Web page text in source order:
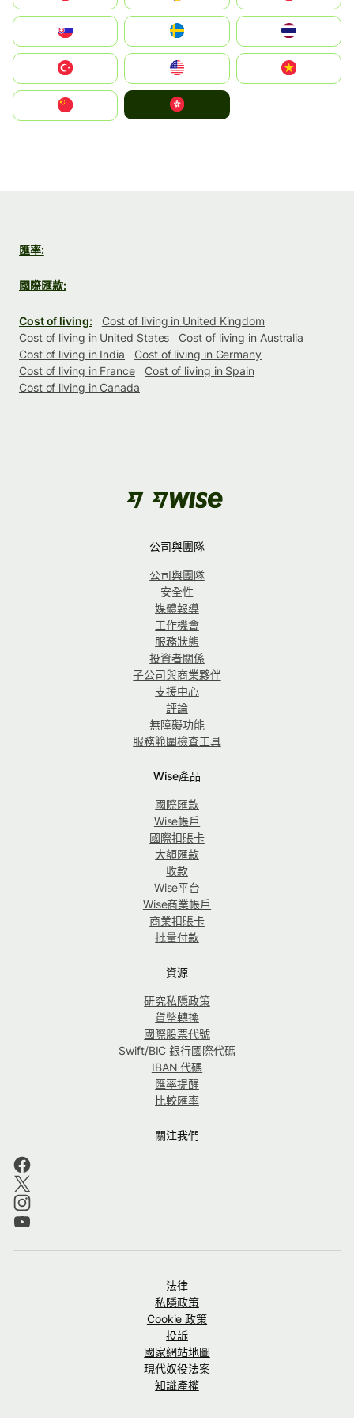
United States
中國香港特別行政區
匯率:
國際匯款:
Cost of living:
Cost of living in United Kingdom
Cost of living in United States
Cost of living in Australia
Cost of living in India
Cost of living in Germany
Cost of living in France
Cost of living in Spain
Cost of living in Canada
公司與團隊
公司與團隊
安全性
媒體報導
工作機會
服務狀態
投資者關係
子公司與商業夥伴
支援中心
評論
無障礙功能
服務範圍檢查工具
Wise產品
國際匯款
Wise帳戶
國際扣賬卡
大額匯款
收款
Wise平台
Wise商業帳戶
商業扣賬卡
批量付款
資源
研究私隱政策
貨幣轉換
國際股票代號
Swift/BIC 銀行國際代碼
IBAN 代碼
匯率提醒
比較匯率
關注我們
法律
私隱政策
Cookie 政策
投訴
國家網站地圖
現代奴役法案
知識產權